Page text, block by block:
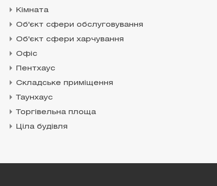
Кімната
Об'єкт сфери обслуговування
Об'єкт сфери харчування
Офіс
Пентхаус
Складське приміщення
Таунхаус
Торгівельна площа
Ціла будівля